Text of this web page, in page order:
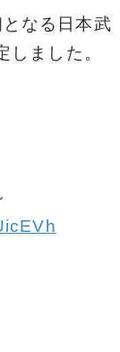
なる日本武
ました。